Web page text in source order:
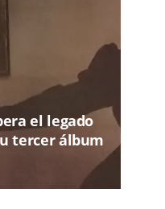
el legado
tercer álbum